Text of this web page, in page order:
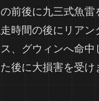
前後に九三式魚雷
時間の後にリアン
、グウィンへ命中
後に大損害を受け